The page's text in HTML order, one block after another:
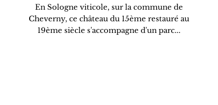
En Sologne viticole, sur la commune de
Cheverny, ce château du 15ème restauré au
19ème siècle s'accompagne d'un parc...